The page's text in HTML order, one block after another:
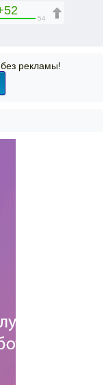
54
рекламы!